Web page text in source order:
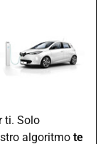
ti. Solo
algoritmo te